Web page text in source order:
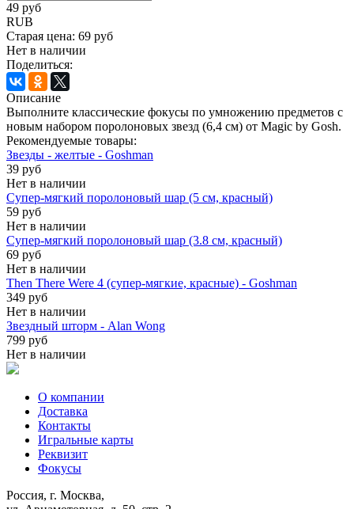
49 руб
RUB
Старая цена: 69 руб
Нет в наличии
Поделиться:
Описание
Выполните классические фокусы по умножению предметов с
новым набором поролоновых звезд (6,4 см) от Magic by Gosh.
Рекомендуемые товары:
Звезды - желтые - Goshman
39 руб
Нет в наличии
Супер-мягкий поролоновый шар (5 см, красный)
59 руб
Нет в наличии
Супер-мягкий поролоновый шар (3.8 см, красный)
69 руб
Нет в наличии
Then There Were 4 (супер-мягкие, красные) - Goshman
349 руб
Нет в наличии
Звездный шторм - Alan Wong
799 руб
Нет в наличии
О компании
Доставка
Контакты
Игральные карты
Реквизит
Фокусы
Россия, г. Москва,